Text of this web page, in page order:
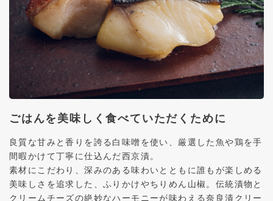
ごはんを美味しく食べていただくために
良質な甘みと香りを誇る白味噌を使い、厳選した魚や鶏を手
間暇かけて丁寧に仕込んだ西京漬。
素材にこだわり、深みのある味わいとともに誰もが楽しめる
美味しさを追求した、ふりかけやちりめん山椒。伝統漬物と
クリームチーズの絶妙なハーモニーが味わえる奈良漬クリー